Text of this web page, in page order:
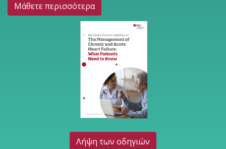
Μάθετε περισσότερα
Λήψη των οδηγιών